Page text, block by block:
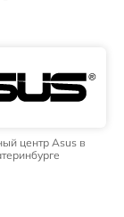
центр Asus в